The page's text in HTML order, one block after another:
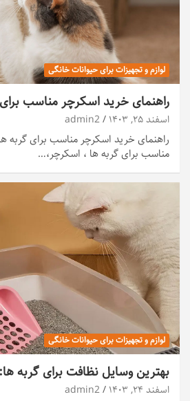
لوازم و تجهیزات برای حیوانات خانگی
راهنمای خرید اسکرچر مناسب
اسفند ۲۵, ۱۴۰۳ admin2
راهنمای خرید اسکرچر مناسب برای گربه
مناسب برای گربه ها ، اسکرچر،…
لوازم و تجهیزات برای حیوانات خانگی
بهترین وسایل نظافت برای گربه
اسفند ۲۴, ۱۴۰۳ admin2